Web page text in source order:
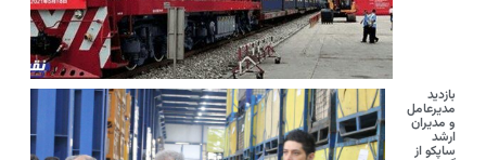
بازدید
مدیرعامل
و مدیران
ارشد
ساپکو از